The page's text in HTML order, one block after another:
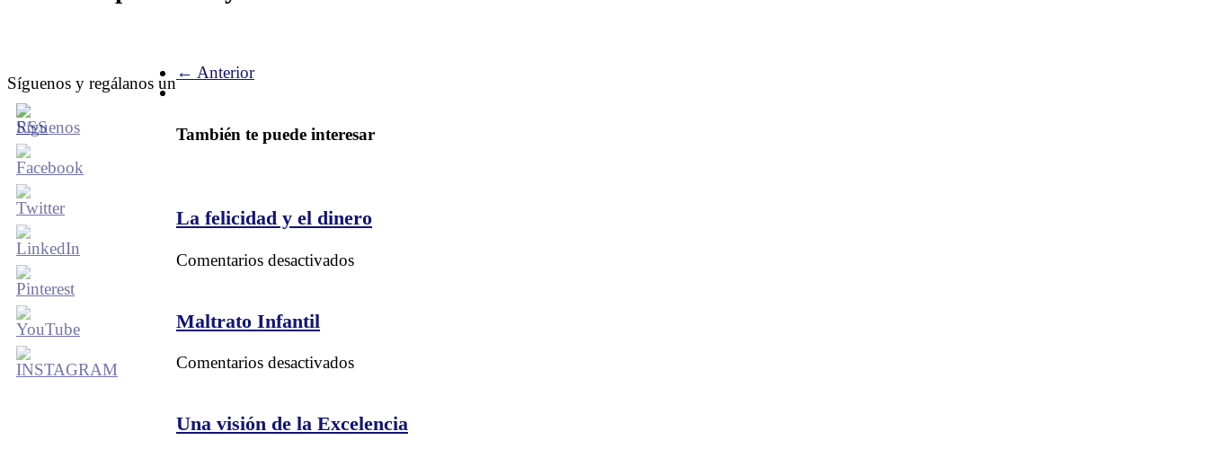
Síguenos y regálanos un
← Anterior
También te puede interesar
La felicidad y el dinero
Comentarios desactivadosen
Maltrato Infantil
Comentarios desactivadosen
Una visión de la Excelencia